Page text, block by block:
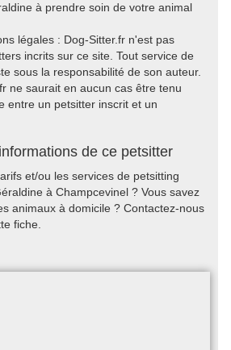
à prendre soin de votre animal
légales : Dog-Sitter.fr n'est pas
incrits sur ce site. Tout service de
sous la responsabilité de son auteur.
ne saurait en aucun cas être tenu
entre un petsitter inscrit et un
de ce petsitter
et/ou les services de petsitting
à Champcevinel ? Vous savez
animaux à domicile ? Contactez-nous
fiche.